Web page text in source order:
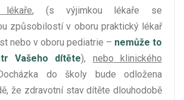
lékaře, (s výjimkou lékaře se
způsobilostí v oboru praktický lékař
nebo v oboru pediatrie – nemůže to
Vašeho dítěte), nebo klinického
do školy bude odložena
že zdravotní stav dítěte dlouhodobě